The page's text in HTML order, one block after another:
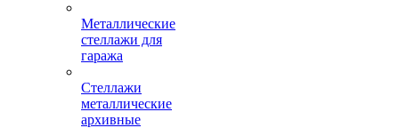
Металлические
стеллажи для
гаража
Стеллажи
металлические
архивные